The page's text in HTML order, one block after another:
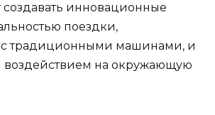
создавать инновационные
поездки,
с традиционными машинами, и
на окружающую